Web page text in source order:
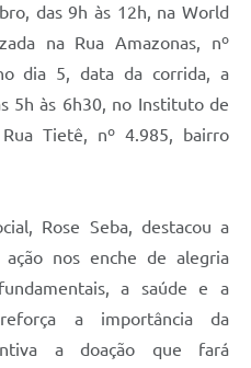
das 9h às 12h, na World
na Rua Amazonas, nº
dia 5, data da corrida, a
5h às 6h30, no Instituto de
Tietê, nº 4.985, bairro
Rose Seba, destacou a
ação nos enche de alegria
a saúde e a
reforça a importância da
a doação que fará